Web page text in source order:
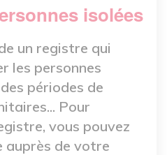
isolées
un registre qui
les personnes
périodes de
Pour
vous pouvez
auprès de votre